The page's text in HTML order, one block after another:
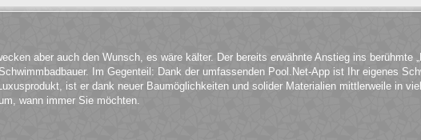
aber auch den Wunsch, es wäre kälter. Der bereits erwähnte Anstieg ins berühmte
Im Gegenteil: Dank der umfassenden Pool.Net-App ist Ihr eigenes
ist er dank neuer Baumöglichkeiten und solider Materialien mittlerweile in
wann immer Sie möchten.